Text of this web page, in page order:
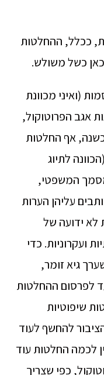
ככלל, ההחלטות
כשל משולש.
(ואיני מכוונת
אגב הפרוטוקול,
כשנה, אף החלטות
לתיוג
המשפטי,
עליהן הערות
לא ידועה של
ועקרוניות. כדי
גיא זומר,
לפרסום ההחלטות
על כ-40,000 החלטות שיפוטיות
להחשף לעוד
לכמה החלטות עוד
כפי שצריך